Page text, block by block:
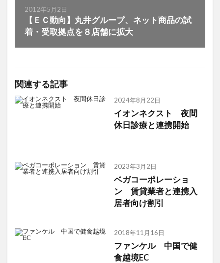
2012年5月2日
【ＥＣ動向】丸井グループ、ネット商品の試
着・受取拠点を８店舗に拡大
関連する記事
2024年8月22日
イオンネクスト 夜間
休日診療と連携開始
2023年3月2日
ベガコーポレーショ
ン 賃貸業者と連携入
居者向け割引
2018年11月16日
ファンケル 中国で健
食越境EC